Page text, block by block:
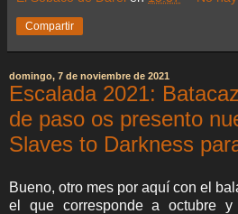
Compartir
domingo, 7 de noviembre de 2021
Escalada 2021:
de paso os presento
Slaves to Darkness
Bueno, otro mes por aquí con el
el que corresponde a octubre